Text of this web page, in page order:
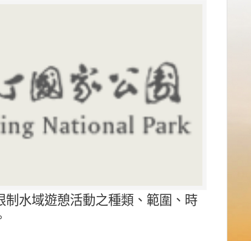
水域遊憩活動之種類、範圍、時